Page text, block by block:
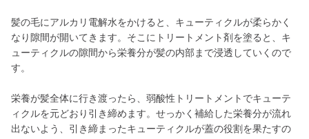
髪の毛にアルカリ電解水をかけると、キューティクルが柔らかく
なり隙間が開いてきます。そこにトリートメント剤を塗ると、キ
ューティクルの隙間から栄養分が髪の内部まで浸透していくので
す。
栄養が髪全体に行き渡ったら、弱酸性トリートメントでキューテ
ィクルを元どおり引き締めます。せっかく補給した栄養分が流れ
出ないよう、引き締まったキューティクルが蓋の役割を果たすの